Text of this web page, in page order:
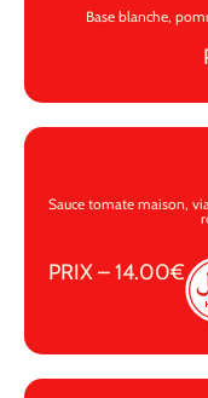
Base blanche,
Sauce tomate maison,
PRIX – 14.00€